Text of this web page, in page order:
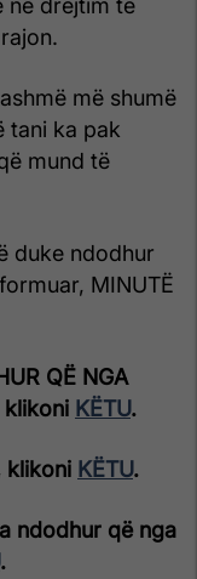
në drejtim të
më shumë
tani ka pak
mund të
duke ndodhur
MINUTË
QË NGA
klikoni KËTU.
klikoni KËTU.
ndodhur që nga
.